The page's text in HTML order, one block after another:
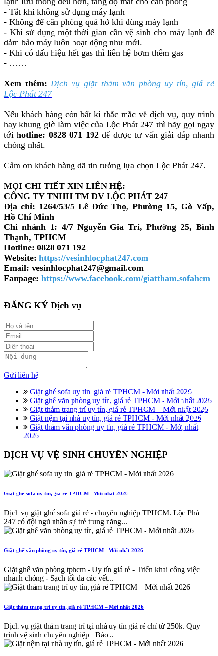
- Tắt khi không sử dụng máy lạnh
- Không để căn phòng quá hở khi dùng máy lạnh
- Khi sử dụng một thời gian cần vệ sinh cho máy lạnh để
đảm bảo máy luôn hoạt động như mới.
- Khi có dấu hiệu hết gas thì liên hệ bơm thêm gas
- ……
Xem thêm: Dịch vụ giặt thảm văn phòng uy tín, giá rẻ
Lộc Phát 247
Nếu khách hàng còn bất kì thắc mắc về dịch vụ, quy trình
hay khung giờ làm việc của Lộc Phát 247 thì hãy gọi ngay
tớihotline: 0828 071 192để được tư vấn giải đáp nhanh
chóng nhất.
Cảm ơn khách hàng đã tin tưởng lựa chọn Lộc Phát 247.
MỌI CHI TIẾT XIN LIÊN HỆ:
CÔNG TY TNHH TM DV LỘC PHÁT 247
Địa chỉ: 1264/53/5 Lê Đức Thọ, Phường 15, Gò Vấp,
Hồ Chí Minh
Chi nhánh 1: 4/7 Nguyễn Gia Trí, Phường 25, Bình
Thạnh, TPHCM
Hotline: 0828 071 192
Website: https://vesinhlocphat247.com
Email: vesinhlocphat247@gmail.com
Fanpage: https://www.facebook.com/giattham.sofahcm
ĐĂNG KÝ Dịch vụ
Gửi liên hệ
Giặt ghế sofa uy tín, giá rẻ TPHCM - Mới nhất 2026
Giặt ghế văn phòng uy tín, giá rẻ TPHCM - Mới nhất 2026
Giặt thảm trang trí uy tín, giá rẻ TPHCM – Mới nhất 2026
Giặt nệm tại nhà uy tín, giá rẻ TPHCM - Mới nhất 2026
Giặt thảm văn phòng uy tín, giá rẻ TPHCM - Mới nhất
2026
DỊCH VỤ VỆ SINH CHUYÊN NGHIỆP
Giặt ghế sofa uy tín, giá rẻ TPHCM - Mới nhất 2026
Dịch vụ giặt ghế sofa giá rẻ - chuyên nghiệp TPHCM. Lộc Phát
247 có đội ngũ nhân sự trẻ trung năng...
Giặt ghế văn phòng uy tín, giá rẻ TPHCM - Mới nhất 2026
Giặt ghế văn phòng tphcm - Uy tín giá rẻ - Triển khai công việc
nhanh chóng - Sạch tối đa các vết...
Giặt thảm trang trí uy tín, giá rẻ TPHCM – Mới nhất 2026
Dịch vụ giặt thảm trang trí tại nhà uy tín giá rẻ chỉ từ 250k. Quy
trình vệ sinh chuyên nghiệp - Báo...